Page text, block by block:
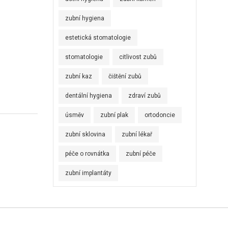
zubní hygiena
estetická stomatologie
stomatologie citlivost zubů
zubní kaz čištění zubů
dentální hygiena zdraví zubů
úsměv zubní plak ortodoncie
zubní sklovina zubní lékař
péče o rovnátka zubní péče
zubní implantáty